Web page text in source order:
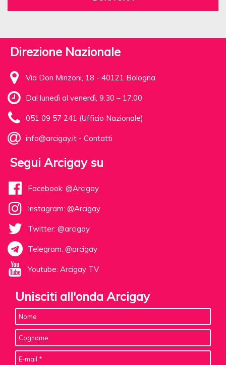
Direzione Nazionale
Via Don Minzoni, 18 - 40121 Bologna
Dal lunedì al venerdì, 9.30 – 17.00
051 09 57 241 (Ufficio Nazionale)
info@arcigay.it - Contatti
Segui Arcigay su
Facebook: @Arcigay
Instagram: @Arcigay
Twitter: @arcigay
Telegram: @arcigay
Youtube: Arcigay TV
Unisciti all'onda Arcigay